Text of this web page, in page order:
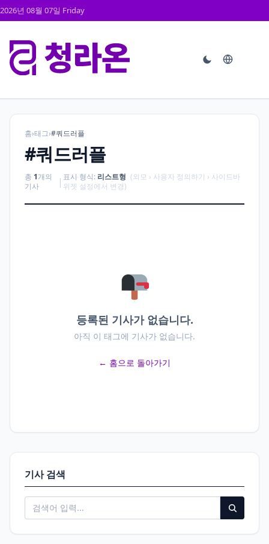
2026년 08월 07일 Friday
홈›태그›#쿼드러플
#쿼드러플
총 1개의
기사
| 표시 형식: 리스트형 (외모 › 사용자 정의하기 › 사이드바
위젯 설정에서 변경)
등록된 기사가 없습니다.
아직 이 태그에 기사가 없습니다.
← 홈으로 돌아가기
기사 검색